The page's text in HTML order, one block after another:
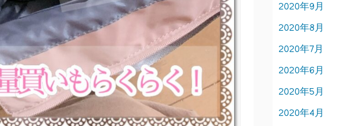
2020年9月
2020年8月
2020年7月
2020年6月
2020年5月
2020年4月